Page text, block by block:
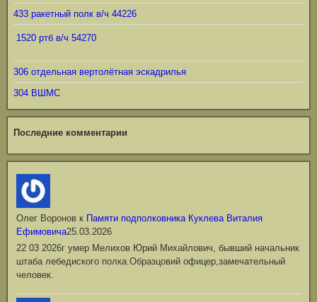
433 ракетный полк в/ч 44226
1520 ртб в/ч 54270
306 отдельная вертолётная эскадрилья
304 ВШМС
Последние комментарии
Олег Воронов к Памяти подполковника Куклева Виталия
Ефимовича25.03.2026
22 03 2026г умер Мелихов Юрий Михайлович, бывший начальник
штаба лебедиского полка.Образцовий офицер,замечательный
человек.